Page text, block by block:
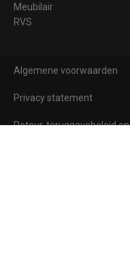
Meubilair
RVS
Algemene voorwaarden
Privacy statement
Retour, teruggavebeleid en